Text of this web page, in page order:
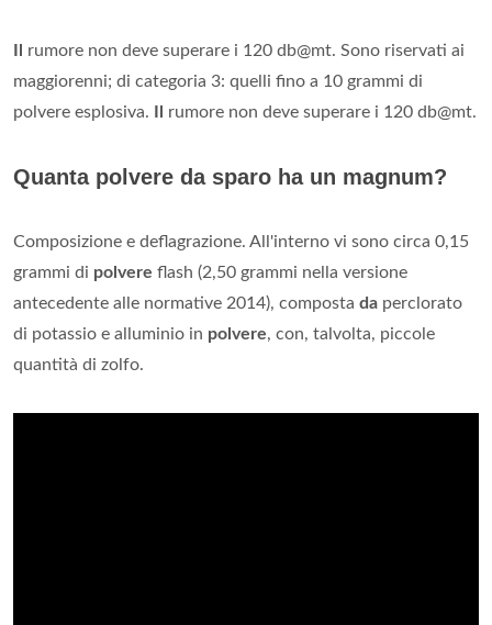
rumore non deve superare i 120 db@mt. Sono riservati ai
maggiorenni; di categoria 3: quelli fino a 10 grammi di
polvere esplosiva.
rumore non deve superare i 120 db@mt.
Quanta polvere da sparo ha un magnum?
Composizione e deflagrazione. All'interno vi sono circa 0,15
grammi di polvere flash (2,50 grammi nella versione
antecedente alle normative 2014), composta da perclorato
di potassio e alluminio in polvere, con, talvolta, piccole
quantità di zolfo.